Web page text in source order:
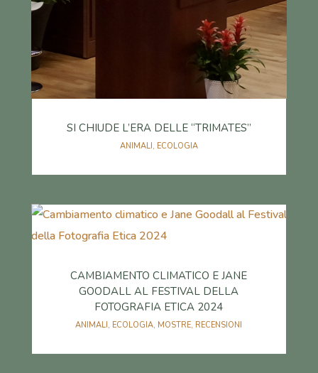
SI CHIUDE L’ERA DELLE “TRIMATES”
ANIMALI, ECOLOGIA
CAMBIAMENTO CLIMATICO E JANE
GOODALL AL FESTIVAL DELLA
FOTOGRAFIA ETICA 2024
ANIMALI, ECOLOGIA, MOSTRE, RECENSIONI